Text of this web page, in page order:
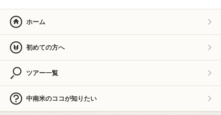
ホーム
初めての方へ
ツアー一覧
中南米のココが知りたい